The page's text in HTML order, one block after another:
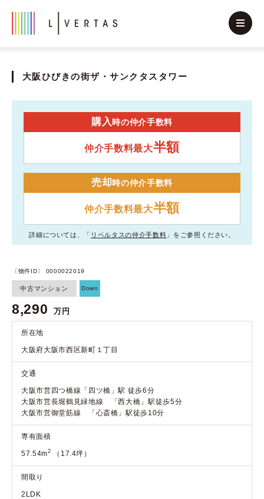
大阪ひびきの街ザ・サンクタスタワー
購入時の仲介手数料
仲介手数料最大半額
売却時の仲介手数料
仲介手数料最大半額
詳細については、「 リベルタスの仲介手数料 」をご参照ください。
〔物件ID〕 0000022019
中古マンション Down
8,290 万円
所在地
大阪府大阪市西区新町１丁目
交通
大阪市営四つ橋線「四ツ橋」駅 徒歩6分
大阪市営長堀鶴見緑地線 「西大橋」駅徒歩5分
大阪市営御堂筋線 「心斎橋」駅徒歩10分
専有面積
57.54m2 （17.4坪）
間取り
2LDK